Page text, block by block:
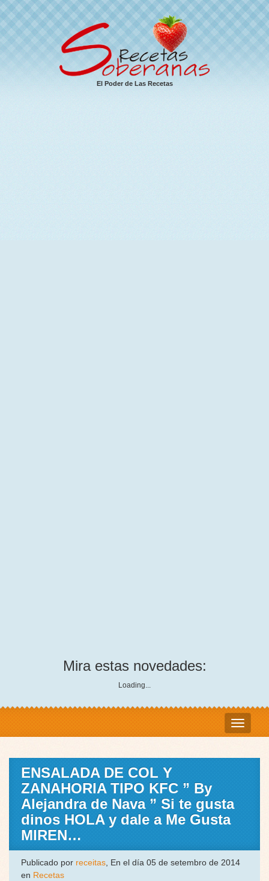
El Poder de Las Recetas
Mira estas novedades:
Loading...
ENSALADA DE COL Y
ZANAHORIA TIPO KFC ” By
Alejandra de Nava ” Si te gusta
dinos HOLA y dale a Me Gusta
MIREN…
Publicado por receitas, En el día 05 de setembro de 2014
en Recetas